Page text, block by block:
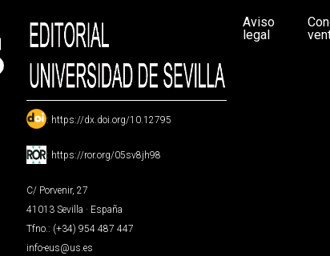
: https://dx.doi.org/10.12795
: https://ror.org/05sv8jh98
C/ Porvenir, 27
41013 Sevilla · España
Tfno.: (+34) 954 487 447
info-eus@us.es
Aviso
legal